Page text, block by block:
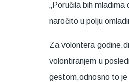
„Poručila bih
naročito u polju
Za volontera
volontiranjem u
gestom,odnosno to je